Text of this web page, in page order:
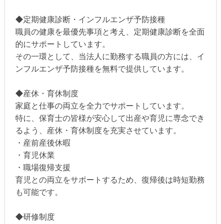
◆定期健康診断・インフルエンザ予防接種
職員の健康を最優先事項と考え、定期健康診断を全面
的にサポートしています。
その一環として、当法人に勤務する職員の方には、イ
ンフルエンザ予防接種を無料で提供しています。
◆産休・育休制度
家庭と仕事の両立を全力でサポートしています。
特に、保育士の皆様が安心して出産や育児に専念でき
るよう、産休・育休制度を充実させています。
・産前産後休暇
・育児休業
・職場復帰支援
育児との両立をサポートするため、復帰後は時短勤務
も可能です。
◆研修制度